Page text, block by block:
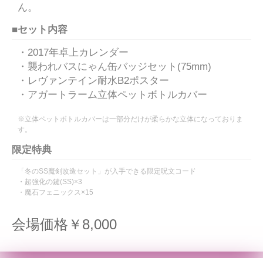
ん。
■セット内容
・2017年卓上カレンダー
・襲われバスにゃん缶バッジセット(75mm)
・レヴァンテイン耐水B2ポスター
・アガートラーム立体ペットボトルカバー
※立体ペットボトルカバーは一部分だけが柔らかな立体になっておりま
す。
限定特典
「冬のSS魔剣改造セット」が入手できる限定呪文コード
・超強化の鍵(SS)×3
・魔石フェニックス×15
会場価格￥8,000